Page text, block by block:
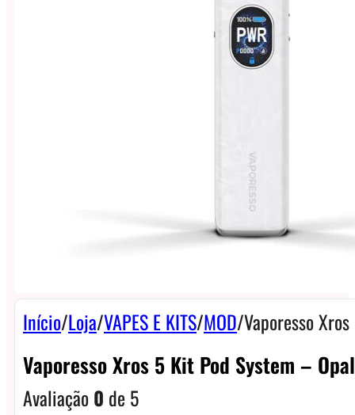
Início/Loja/VAPES E KITS/MOD/Vaporesso
Vaporesso Xros 5 Kit Pod System –
Avaliação0 de 5